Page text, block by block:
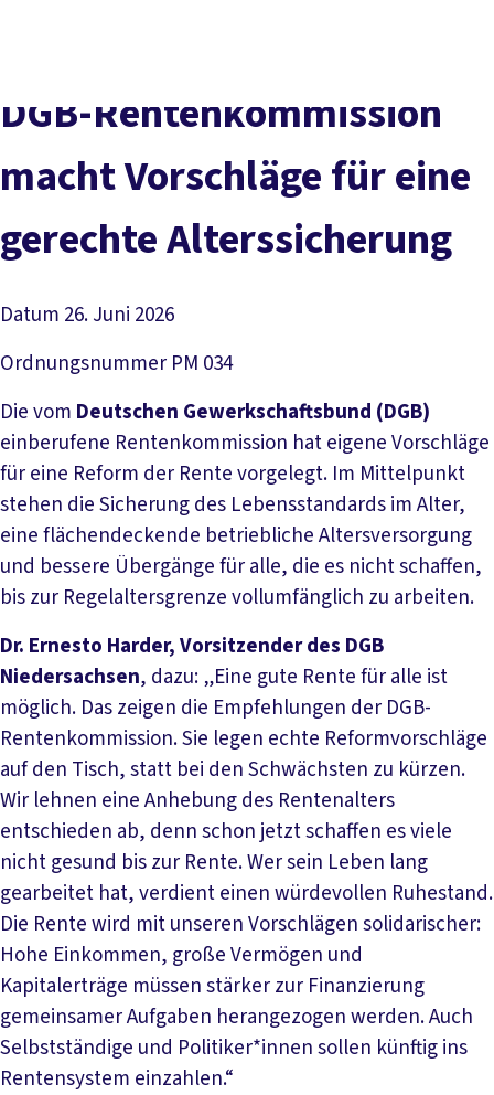
Politik vor Ort
Service
Mitmachen
DGB-Rentenkommission
macht Vorschläge für eine
gerechte Alterssicherung
Datum 26. Juni 2026
Ordnungsnummer PM 034
Die vom Deutschen Gewerkschaftsbund (DGB)
einberufene Rentenkommission hat eigene Vorschläge
für eine Reform der Rente vorgelegt. Im Mittelpunkt
stehen die Sicherung des Lebensstandards im Alter,
eine flächendeckende betriebliche Altersversorgung
und bessere Übergänge für alle, die es nicht schaffen,
bis zur Regelaltersgrenze vollumfänglich zu arbeiten.
Dr. Ernesto Harder, Vorsitzender des DGB
Niedersachsen, dazu: „Eine gute Rente für alle ist
möglich. Das zeigen die Empfehlungen der DGB-
Rentenkommission. Sie legen echte Reformvorschläge
auf den Tisch, statt bei den Schwächsten zu kürzen.
Wir lehnen eine Anhebung des Rentenalters
entschieden ab, denn schon jetzt schaffen es viele
nicht gesund bis zur Rente. Wer sein Leben lang
gearbeitet hat, verdient einen würdevollen Ruhestand.
Die Rente wird mit unseren Vorschlägen solidarischer:
Hohe Einkommen, große Vermögen und
Kapitalerträge müssen stärker zur Finanzierung
gemeinsamer Aufgaben herangezogen werden. Auch
Selbstständige und Politiker*innen sollen künftig ins
Rentensystem einzahlen.“